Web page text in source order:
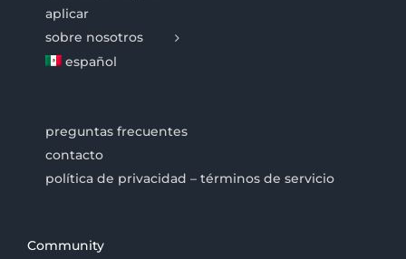
aplicar
sobre nosotros
español
preguntas frecuentes
contacto
política de privacidad – términos de servicio
Community